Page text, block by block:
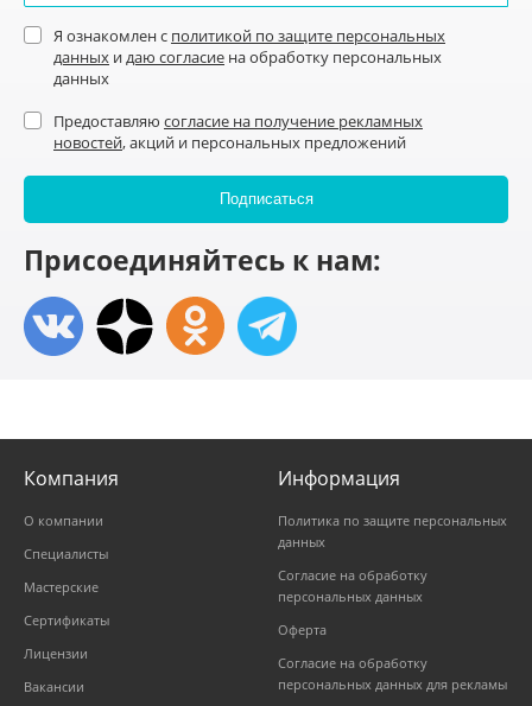
Я ознакомлен с политикой по защите персональных
данных идаю согласие на обработку персональных
данных
Предоставляю согласие на получение рекламных
новостей, акций и персональных предложений
Присоединяйтесь к нам:
Компания
О компании
Специалисты
Мастерские
Сертификаты
Лицензии
Вакансии
Информация
Политика по защите персональных
данных
Согласие на обработку
персональных данных
Оферта
Согласие на обработку
персональных данных для рекламы